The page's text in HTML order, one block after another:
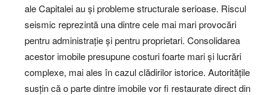
ale Capitalei au și probleme structurale serioase. Riscul
seismic reprezintă una dintre cele mai mari provocări
pentru administrație și pentru proprietari. Consolidarea
acestor imobile presupune costuri foarte mari și lucrări
complexe, mai ales în cazul clădirilor istorice. Autoritățile
susțin că o parte dintre imobile vor fi restaurate direct din